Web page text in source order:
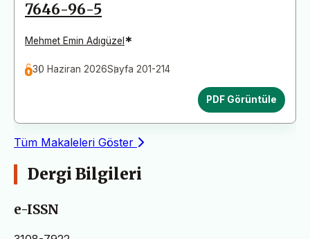
7646-96-5
Mehmet Emin Adıgüzel *
30 Haziran 2026Sayfa 201-214
PDF Görüntüle
Tüm Makaleleri Göster
Dergi Bilgileri
e-ISSN